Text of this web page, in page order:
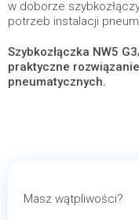
w doborze
potrzeb instalacji
Szybkozłączka NW5
praktyczne
pneumatycznych.
Masz wątpliwości?